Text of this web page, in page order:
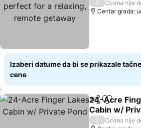
relaxing,
/
Ocena nije
Centar grada:
Izaberi datume da bi se prikazale tačne
cene
Deli Dodati
24-Acre
Cabin w/
/
Ocena nije